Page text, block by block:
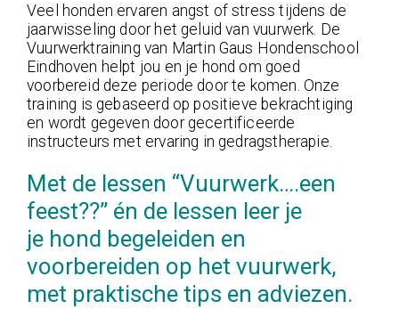
Veel honden ervaren angst of stress tijdens de
jaarwisseling door het geluid van vuurwerk. De
Vuurwerktraining van Martin Gaus Hondenschool
Eindhoven helpt jou en je hond om goed
voorbereid deze periode door te komen. Onze
training is gebaseerd op positieve bekrachtiging
en wordt gegeven door gecertificeerde
instructeurs met ervaring in gedragstherapie.
Met de lessen “Vuurwerk….een
feest??” én de lessen leer je
je hond begeleiden en
voorbereiden op het vuurwerk,
met praktische tips en adviezen.